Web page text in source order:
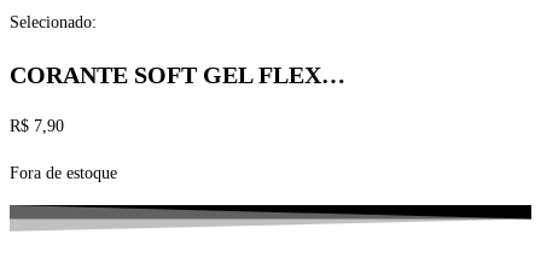
Selecionado:
CORANTE SOFT GEL FLEX…
R$ 7,90
Fora de estoque